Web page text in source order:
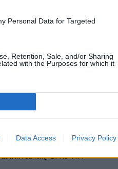
Personal Data for Targeted
Retention, Sale, and/or Sharing
with the Purposes for which it
Data Access Privacy Policy
canone di soli15 Euro/mese +
illimitate
illimitate con solo scatto
su rete 3 Italia
in roaming GPRS TIM